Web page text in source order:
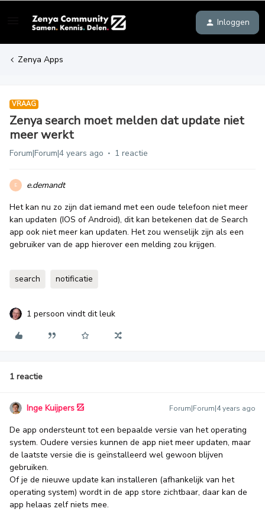
Inloggen
Zenya Apps
VRAAG
Zenya search moet melden dat update niet
meer werkt
Forum|Forum|4 years ago 1 reactie
E
e.demandt
Het kan nu zo zijn dat iemand met een oude telefoon niet meer
kan updaten (IOS of Android), dit kan betekenen dat de Search
app ook niet meer kan updaten. Het zou wenselijk zijn als een
gebruiker van de app hierover een melding zou krijgen.
search notificatie
1 persoon vindt dit leuk
1 reactie
Inge Kuijpers Forum|Forum|4 years ago
De app ondersteunt tot een bepaalde versie van het operating
system. Oudere versies kunnen de app niet meer updaten, maar
de laatste versie die is geïnstalleerd wel gewoon blijven
gebruiken.
Of je de nieuwe update kan installeren (afhankelijk van het
operating system) wordt in de app store zichtbaar, daar kan de
app helaas zelf niets mee.